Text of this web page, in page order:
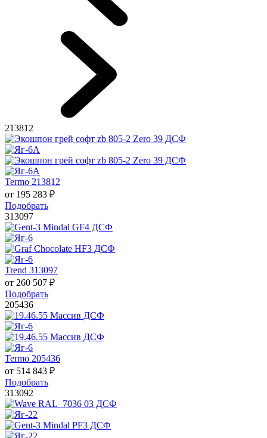
213812
Termo 213812
от 195 283 ₽
Подобрать
313097
Trend 313097
от 260 507 ₽
Подобрать
205436
Termo 205436
от 514 843 ₽
Подобрать
313092